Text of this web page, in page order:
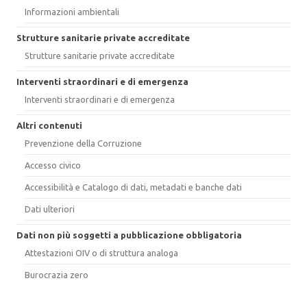
Informazioni ambientali
Strutture sanitarie private accreditate
Strutture sanitarie private accreditate
Interventi straordinari e di emergenza
Interventi straordinari e di emergenza
Altri contenuti
Prevenzione della Corruzione
Accesso civico
Accessibilità e Catalogo di dati, metadati e banche dati
Dati ulteriori
Dati non più soggetti a pubblicazione obbligatoria
Attestazioni OIV o di struttura analoga
Burocrazia zero